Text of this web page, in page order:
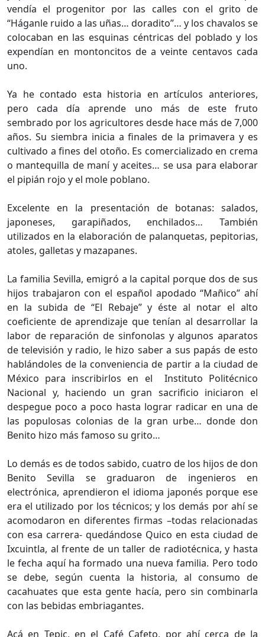
vendía el progenitor por las calles con el grito de
“Háganle ruido a las uñas… doradito”… y los chavalos se
colocaban en las esquinas céntricas del poblado y los
expendían en montoncitos de a veinte centavos cada
uno.
Ya he contado esta historia en artículos anteriores,
pero cada día aprende uno más de este fruto
sembrado por los agricultores desde hace más de 7,000
años. Su siembra inicia a finales de la primavera y es
cultivado a fines del otoño. Es comercializado en crema
o mantequilla de maní y aceites… se usa para elaborar
el pipián rojo y el mole poblano.
Excelente en la presentación de botanas: salados,
japoneses, garapiñados, enchilados… También
utilizados en la elaboración de palanquetas, pepitorias,
atoles, galletas y mazapanes.
La familia Sevilla, emigró a la capital porque dos de sus
hijos trabajaron con el español apodado “Mañico” ahí
en la subida de “El Rebaje” y éste al notar el alto
coeficiente de aprendizaje que tenían al desarrollar la
labor de reparación de sinfonolas y algunos aparatos
de televisión y radio, le hizo saber a sus papás de esto
hablándoles de la conveniencia de partir a la ciudad de
México para inscribirlos en el Instituto Politécnico
Nacional y, haciendo un gran sacrificio iniciaron el
despegue poco a poco hasta lograr radicar en una de
las populosas colonias de la gran urbe… donde don
Benito hizo más famoso su grito…
Lo demás es de todos sabido, cuatro de los hijos de don
Benito Sevilla se graduaron de ingenieros en
electrónica, aprendieron el idioma japonés porque ese
era el utilizado por los técnicos; y los demás por ahí se
acomodaron en diferentes firmas –todas relacionadas
con esa carrera- quedándose Quico en esta ciudad de
Ixcuintla, al frente de un taller de radiotécnica, y hasta
le fecha aquí ha formado una nueva familia. Pero todo
se debe, según cuenta la historia, al consumo de
cacahuates que esta gente hacía, pero sin combinarla
con las bebidas embriagantes.
Acá en Tepic, en el Café Cafeto, por ahí cerca de la